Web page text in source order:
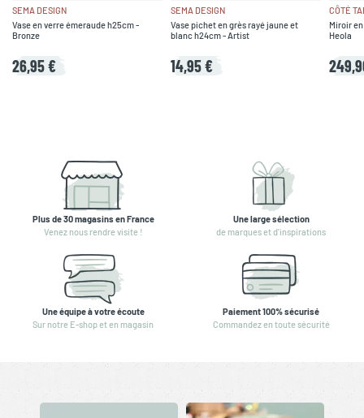
SEMA DESIGN
Vase en verre émeraude h25cm -
Bronze
26,95 €
SEMA DESIGN
Vase pichet en grès rayé jaune et
blanc h24cm - Artist
14,95 €
CÔTÉ
Miroir
Heola
Plus de 30 magasins en France
Venez nous rendre visite !
Une large sélection
de marques et d'inspirations
Une équipe à votre écoute
Sur notre E-shop et en magasin
Paiement 100% sécurisé
Commandez en toute sécurité